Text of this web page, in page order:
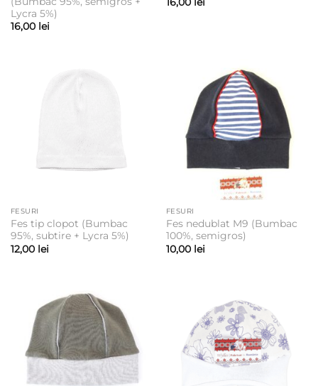
Lycra 5%)
16,00 lei
FESURI
Fes tip clopot (Bumbac
95%, subtire + Lycra 5%)
12,00 lei
FESURI
Fes nedublat M9 (Bumbac
100%, semigros)
10,00 lei